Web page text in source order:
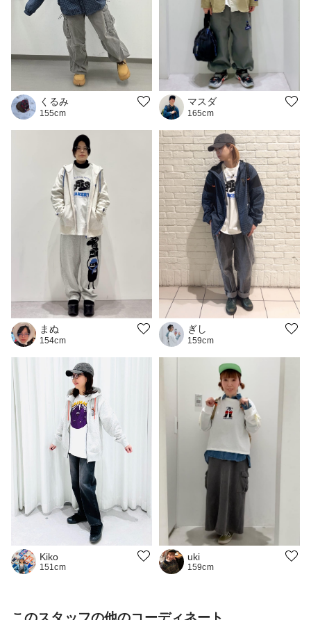
くるみ
155cm
マスダ
165cm
まぬ
154cm
ぎし
159cm
Kiko
151cm
uki
159cm